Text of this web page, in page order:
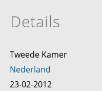
Details
Tweede Kamer
Nederland
23-02-2012